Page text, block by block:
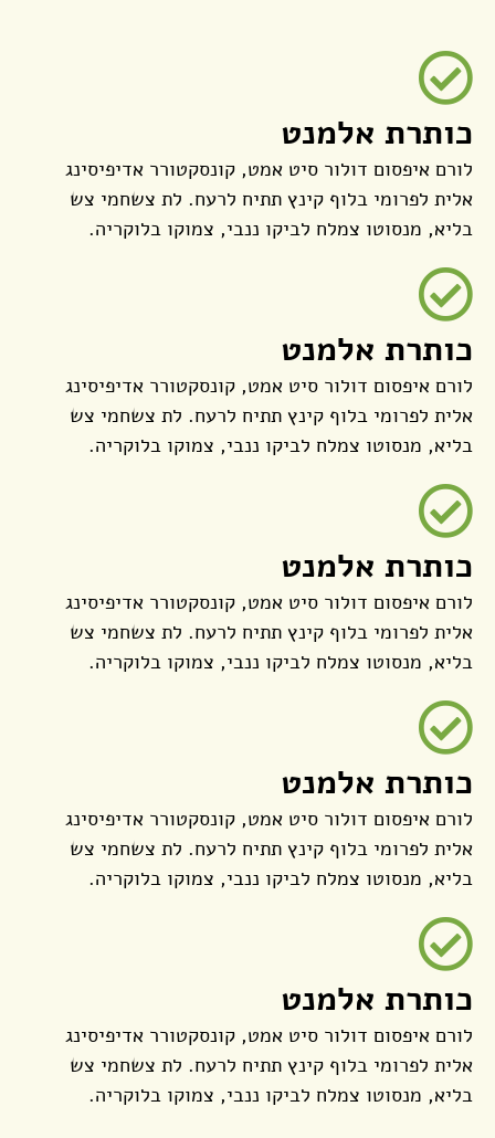
כותרת אלמנט
לורם איפסום דולור סיט אמט, קונסקטורר אדיפיסינג
אלית לפרומי בלוף קינץ תתיח לרעח. לת צשחמי צש
בליא, מנסוטו צמלח לביקו ננבי, צמוקו בלוקריה.
כותרת אלמנט
לורם איפסום דולור סיט אמט, קונסקטורר אדיפיסינג
אלית לפרומי בלוף קינץ תתיח לרעח. לת צשחמי צש
בליא, מנסוטו צמלח לביקו ננבי, צמוקו בלוקריה.
כותרת אלמנט
לורם איפסום דולור סיט אמט, קונסקטורר אדיפיסינג
אלית לפרומי בלוף קינץ תתיח לרעח. לת צשחמי צש
בליא, מנסוטו צמלח לביקו ננבי, צמוקו בלוקריה.
כותרת אלמנט
לורם איפסום דולור סיט אמט, קונסקטורר אדיפיסינג
אלית לפרומי בלוף קינץ תתיח לרעח. לת צשחמי צש
בליא, מנסוטו צמלח לביקו ננבי, צמוקו בלוקריה.
כותרת אלמנט
לורם איפסום דולור סיט אמט, קונסקטורר אדיפיסינג
אלית לפרומי בלוף קינץ תתיח לרעח. לת צשחמי צש
בליא, מנסוטו צמלח לביקו ננבי, צמוקו בלוקריה.